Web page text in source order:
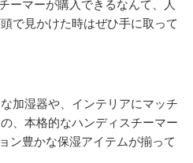
ーマーが購入できるなんて、人
で見かけた時はぜひ手に取って
加湿器や、インテリアにマッチ
、本格的なハンディスチーマー
ン豊かな保湿アイテムが揃って